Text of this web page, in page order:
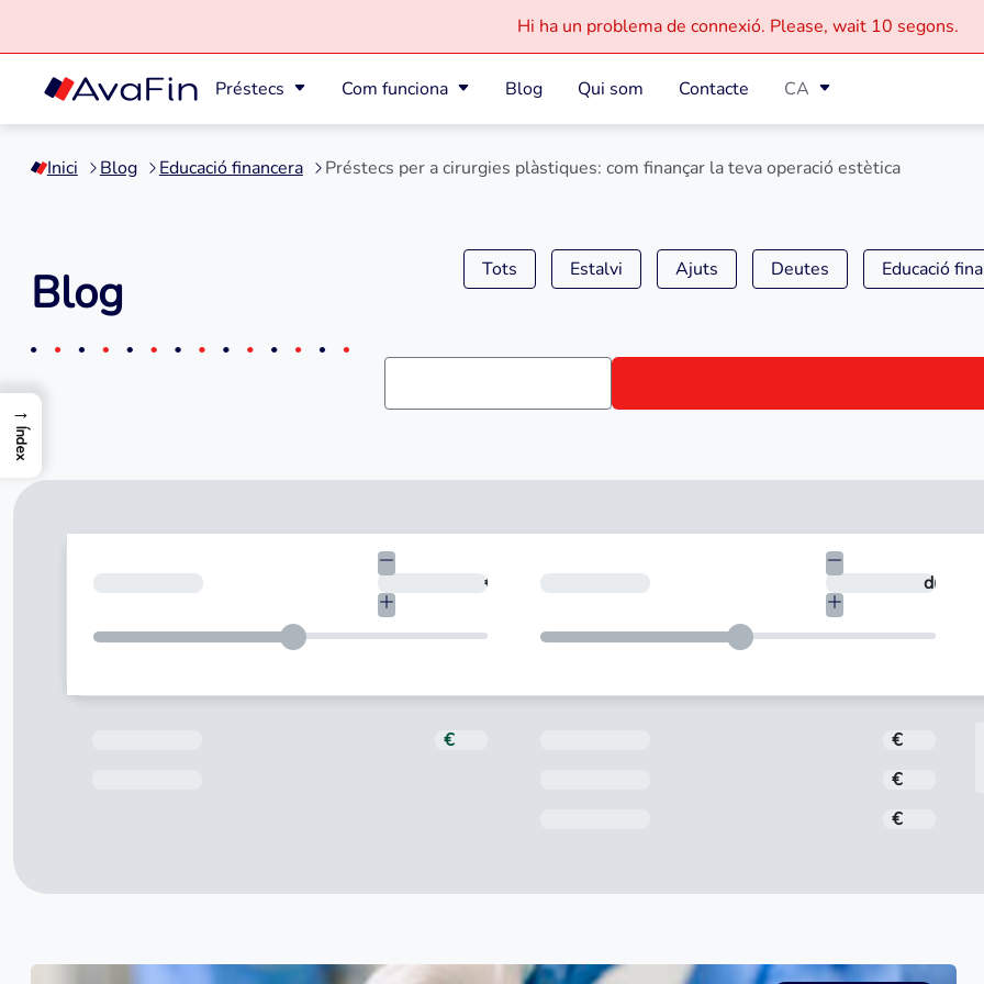
Saltar
contingut
Hi ha un problema de connexió. Please, wait 10 segons.
Préstecs Com funciona Blog Qui som Contacte CA
Inici Blog Educació financera Préstecs per a cirurgies plàstiques: com finançar la teva operació estètica
Blog Tots Estalvi Ajuts Deutes Educació
€ En quants dies vols tornar-ho? dies
€
€
€
€
→
Índex